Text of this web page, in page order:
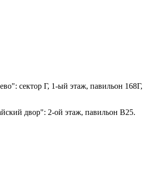
сектор Г, 1-ый этаж, павильон 168Г,
двор": 2-ой этаж, павильон В25.